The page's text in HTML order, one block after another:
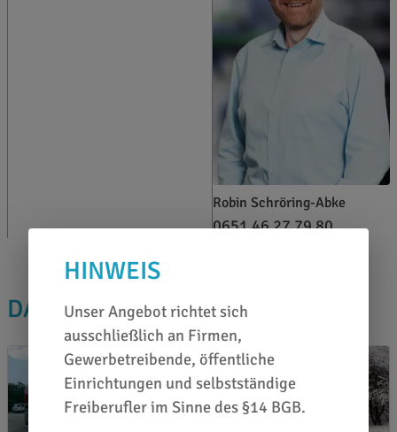
Robin Schröring-Abke
0651 46 27 79 80
DAS PASST DAZU
HINWEIS
Unser Angebot richtet sich
ausschließlich an Firmen,
Gewerbetreibende, öffentliche
Einrichtungen und selbstständige
Freiberufler im Sinne des §14 BGB.